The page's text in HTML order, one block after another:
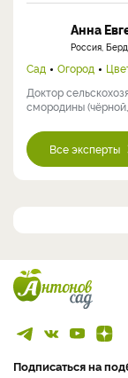
Анна
Россия,
Сад Огород
Доктор
смородины (чёрной,
Все эксперты
Подписаться на